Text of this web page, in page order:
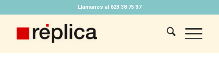
Llámanos al 623 38 75 37